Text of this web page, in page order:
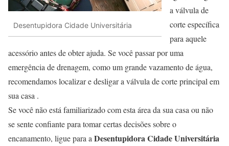
Desentupidora Cidade Universitária
a válvula de
corte específica
para aquele
acessório antes de obter ajuda. Se você passar por uma
emergência de drenagem, como um grande vazamento de água,
recomendamos localizar e desligar a válvula de corte principal em
sua casa .
Se você não está familiarizado com esta área da sua casa ou não
se sente confiante para tomar certas decisões sobre o
encanamento, ligue para a Desentupidora Cidade Universitária